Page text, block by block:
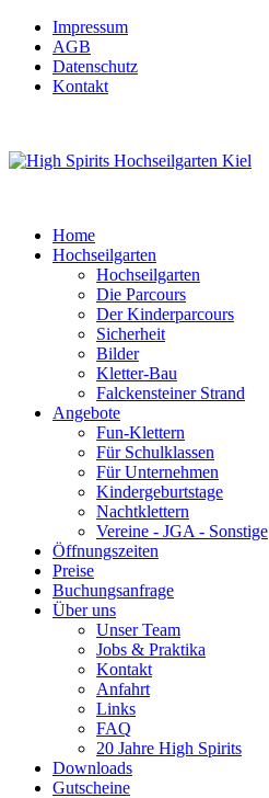
Impressum
AGB
Datenschutz
Kontakt
Home
Hochseilgarten
Hochseilgarten
Die Parcours
Der Kinderparcours
Sicherheit
Bilder
Kletter-Bau
Falckensteiner Strand
Angebote
Fun-Klettern
Für Schulklassen
Für Unternehmen
Kindergeburtstage
Nachtklettern
Vereine - JGA - Sonstige
Öffnungszeiten
Preise
Buchungsanfrage
Über uns
Unser Team
Jobs & Praktika
Kontakt
Anfahrt
Links
FAQ
20 Jahre High Spirits
Downloads
Gutscheine